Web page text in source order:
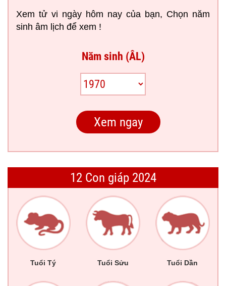
Xem tử vi ngày hôm nay của bạn, Chọn năm
sinh âm lịch để xem !
Năm sinh (ÂL)
12 Con giáp 2024
Tuổi Tý Tuổi Sửu Tuổi Dần